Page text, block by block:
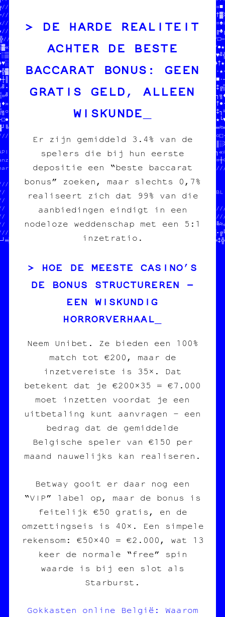
WNT PP#G\€T5M@ VES SOUIQ ///////////////////////////S  //
\X *IOQ4#&TWHQ5   9  D4 O///////////////////////OGNON  //
K=LPVHELP₿M          YH  /&                   //ERCI   //
\  B/PIER /// CARBONE   //CHAT   //
7nzine /// édition  //       //
charleroi /// diy    ///////////
//
▓/////
//           ////////////
DONNE-NOUS  //OOMIN      //
TON POGNON  // LES SO//////////////////////////////////
STP MERCI   //       //                           // //
JEAN-CHAT   //       //  JEAN-CHAT ET MOOMIN      // //
//       //  ONT MANGÉ TOUS LES SOUS  // //
EN CROQUETTES            // //
HELP HELP                /////
□║/  █│ ☆                  ■  //
//   //≡//////////////┼////////////‡//
/// CARBONE   //   //
/// édition  //   //
/// diy    //b  //
//╗┌♥╝§╚//  $$$  DU POGNON
JEAN-CHAT ET MOOMIN      //♣○╗■▓▓//  POUR COPIE CARBONE
ONT MANGÉ TOUS LES SOUS  //
EN CROQUETTES            //
HELP HELP                //
//
DE HARDE REALITEIT
ACHTER DE BESTE
BACCARAT BONUS: GEEN
GRATIS GELD, ALLEEN
WISKUNDE
Er zijn gemiddeld 3.4% van de
spelers die bij hun eerste
depositie een “beste baccarat
bonus” zoeken, maar slechts 0,7%
realiseert zich dat 99% van die
aanbiedingen eindigt in een
nodeloze weddenschap met een 5:1
inzetratio.
HOE DE MEESTE CASINO’S
DE BONUS STRUCTUREREN –
EEN WISKUNDIG
HORRORVERHAAL
Neem Unibet. Ze bieden een 100%
match tot €200, maar de
inzetvereiste is 35×. Dat
betekent dat je €200×35 = €7.000
moet inzetten voordat je een
uitbetaling kunt aanvragen – een
bedrag dat de gemiddelde
Belgische speler van €150 per
maand nauwelijks kan realiseren.
Betway gooit er daar nog een
“VIP” label op, maar de bonus is
feitelijk €50 gratis, en de
omzettingseis is 40×. Een simpele
rekensom: €50×40 = €2.000, wat 13
keer de normale “free” spin
waarde is bij een slot als
Starburst.
Gokkasten online België: Waarom